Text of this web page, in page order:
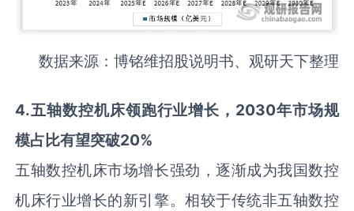
数据来源：博铭维招股说明书、观研天下整理
4.五轴数控机床领跑行业增长，2030年市场规
模占比有望突破20%
五轴数控机床市场增长强劲，逐渐成为我国数控
机床行业增长的新引擎。相较于传统非五轴数控